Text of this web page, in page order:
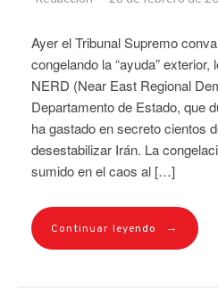
Ayer el Tribunal Supremo
congelando la “ayuda”
NERD (Near East Regional
Departamento de Estado, que
ha gastado en secreto cientos
desestabilizar Irán. La
sumido en el caos al […]
Continuar leyendo →